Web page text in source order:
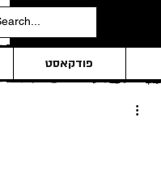
פודקאסט